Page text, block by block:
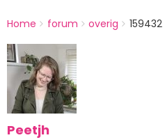
BREADCRUMBS
You
here:
Home forum overig 159432
Peetjh